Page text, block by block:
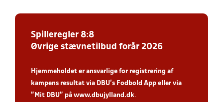
Spilleregler 8:8
Øvrige stævnetilbud forår 2026
Hjemmeholdet er ansvarlige for registrering af
kampens resultat via DBU’s Fodbold App eller via
”Mit DBU” på www.dbujylland.dk.